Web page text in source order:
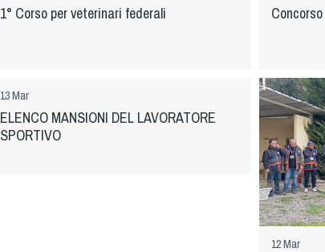
1° Corso per veterinari federali
13 Mar
ELENCO MANSIONI DEL LAVORATORE
SPORTIVO
12 Mar